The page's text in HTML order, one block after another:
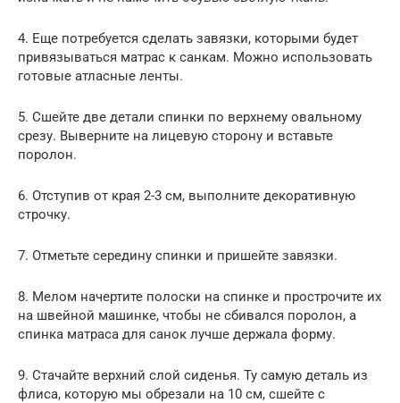
4. Еще потребуется сделать завязки, которыми будет
привязываться матрас к санкам. Можно использовать
готовые атласные ленты.
5. Сшейте две детали спинки по верхнему овальному
срезу. Выверните на лицевую сторону и вставьте
поролон.
6. Отступив от края 2-3 см, выполните декоративную
строчку.
7. Отметьте середину спинки и пришейте завязки.
8. Мелом начертите полоски на спинке и прострочите их
на швейной машинке, чтобы не сбивался поролон, а
спинка матраса для санок лучше держала форму.
9. Стачайте верхний слой сиденья. Ту самую деталь из
флиса, которую мы обрезали на 10 см, сшейте с